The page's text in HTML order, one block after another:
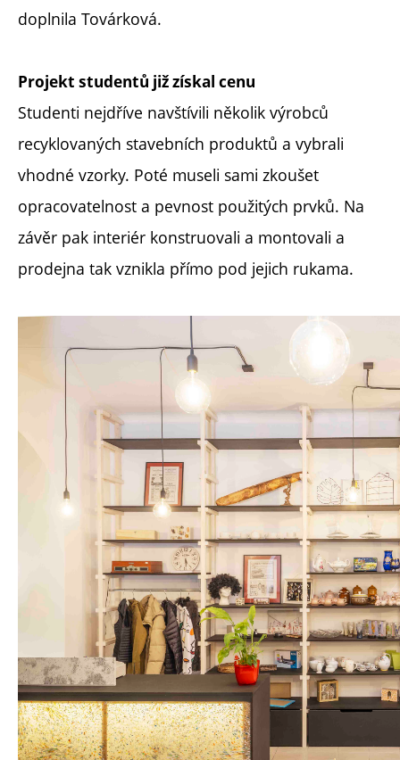
doplnila Továrková.
Projekt studentů již získal cenu
Studenti nejdříve navštívili několik výrobců
recyklovaných stavebních produktů a vybrali
vhodné vzorky. Poté museli sami zkoušet
opracovatelnost a pevnost použitých prvků. Na
závěr pak interiér konstruovali a montovali a
prodejna tak vznikla přímo pod jejich rukama.